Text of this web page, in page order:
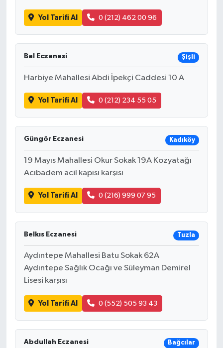
Yol Tarifi Al 0 (212) 462 00 96
Bal Eczanesi Şişli
Harbiye Mahallesi Abdi İpekçi Caddesi 10 A
Yol Tarifi Al 0 (212) 234 55 05
Güngör Eczanesi Kadıköy
19 Mayıs Mahallesi Okur Sokak 19A Kozyatağı
Acıbadem acil kapısı karşısı
Yol Tarifi Al 0 (216) 999 07 95
Belkıs Eczanesi Tuzla
Aydıntepe Mahallesi Batu Sokak 62A
Aydıntepe Sağlık Ocağı ve Süleyman Demirel
Lisesi karşısı
Yol Tarifi Al 0 (552) 505 93 43
Abdullah Eczanesi Bağcılar